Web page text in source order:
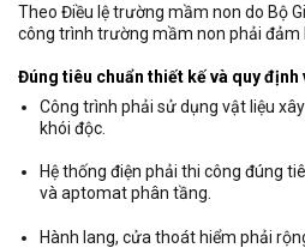
Theo Điều lệ trường mầm non do Bộ
công trình trường mầm non phải đảm
Đúng tiêu chuẩn thiết kế và quy
Công trình phải sử dụng vật liệu
khói độc.
Hệ thống điện phải thi công đúng
và aptomat phân tầng.
Hành lang, cửa thoát hiểm phải